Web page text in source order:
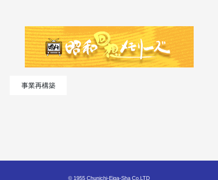
事業再構築
© 1955 Chunichi-Eiga-Sha Co,LTD